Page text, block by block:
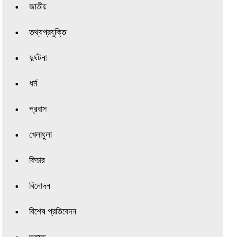
জাতীয়
তথ্যপ্রযুক্তি
দুর্ঘটনা
ধর্ম
প্রবাস
খেলাধুলা
ফিচার
বিনোদন
বিশেষ প্রতিবেদন